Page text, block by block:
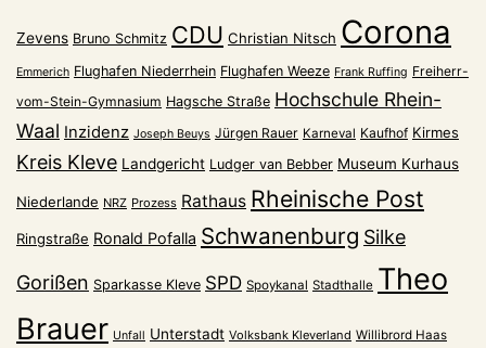
Zevens Bruno Schmitz CDU Christian Nitsch Corona
Emmerich Flughafen Niederrhein Flughafen Weeze Frank Ruffing Freiherr-
vom-Stein-Gymnasium Hagsche Straße Hochschule Rhein-
Waal Inzidenz Joseph Beuys Jürgen Rauer Karneval Kaufhof Kirmes
Kreis Kleve Landgericht Ludger van Bebber Museum Kurhaus
Niederlande NRZ Prozess Rathaus Rheinische Post
Ringstraße Ronald Pofalla Schwanenburg Silke
Gorißen Sparkasse Kleve SPD Spoykanal Stadthalle Theo
Brauer Unfall Unterstadt Volksbank Kleverland Willibrord Haas